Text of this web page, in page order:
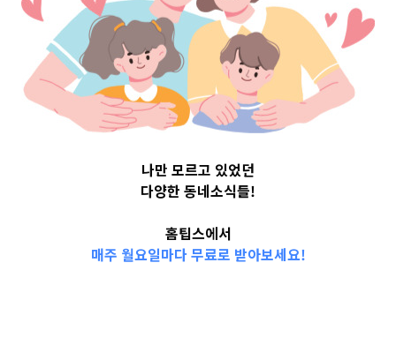
2023-07-25
readybaby-admin
나만 모르고 있었던
다양한 동네소식들!
홈팁스에서
매주 월요일마다 무료로 받아보세요!